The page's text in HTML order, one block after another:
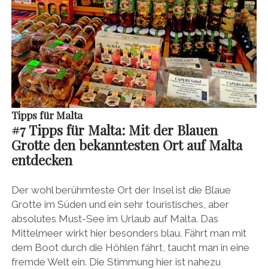
Tipps für Malta
#7 Tipps für Malta: Mit der Blauen
Grotte den bekanntesten Ort auf Malta
entdecken
Der wohl berühmteste Ort der Insel ist die Blaue
Grotte im Süden und ein sehr touristisches, aber
absolutes Must-See im Urlaub auf Malta. Das
Mittelmeer wirkt hier besonders blau. Fährt man mit
dem Boot durch die Höhlen fährt, taucht man in eine
fremde Welt ein. Die Stimmung hier ist nahezu